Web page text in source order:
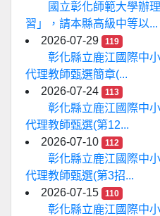
國立彰化師範大學辦
習」，請本縣高級中等以...
2026-07-29
119
彰化縣立鹿江國際中
代理教師甄選簡章(...
2026-07-24
113
彰化縣立鹿江國際中
代理教師甄選(第12...
2026-07-10
112
彰化縣立鹿江國際中
代理教師甄選(第3招...
2026-07-15
110
彰化縣立鹿江國際中